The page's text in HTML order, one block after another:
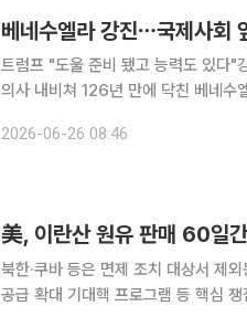
베네수엘라 강진⋯국제사회
트럼프 "도울 준비 됐고 능력도 있다"
의사 내비쳐 126년 만에 닥친 베네수엘라 최악의 강진 피해 복구를 위해 국제사회가 속속 지원에 나
중국·유럽 주요국이 나서 구조대 파견
2026-06-26 08:46
美, 이란산 원유 판매 60일
북한·쿠바 등은 면제 조치 대상서 제
공급 확대 기대핵 프로그램 등 핵심